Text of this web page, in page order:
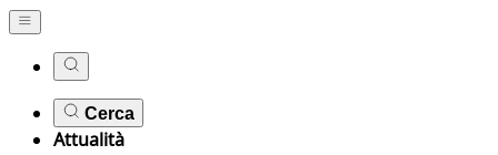
Cerca
Attualità